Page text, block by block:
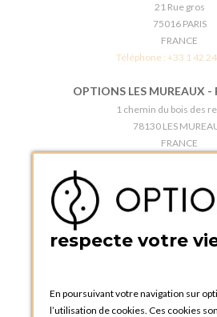
21 Rue gros
75016 PARIS
FRANCE
Téléphone : +33 1 42
OPTIONS LES MUREAUX -
1 chemin du bois des
78130 LES
FRANCE
BOUTIQUE OPTIONS -
5 quai de la
FRANCE
OPTIONS
Rue du Clos
respecte votre
En poursuivant votre navigation sur
l’utilisation de cookies. Ces cookies